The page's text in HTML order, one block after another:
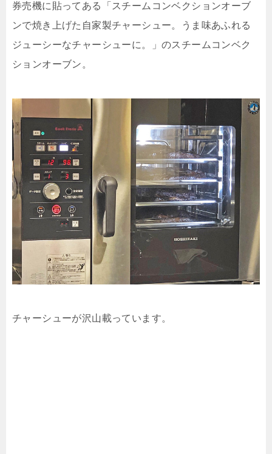
券売機に貼ってある「スチームコンベクションオーブ
ンで焼き上げた自家製チャーシュー。うま味あふれる
ジューシーなチャーシューに。」のスチームコンベク
ションオーブン。
チャーシューが沢山載っています。